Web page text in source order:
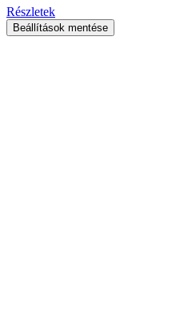
Részletek
Beállítások mentése